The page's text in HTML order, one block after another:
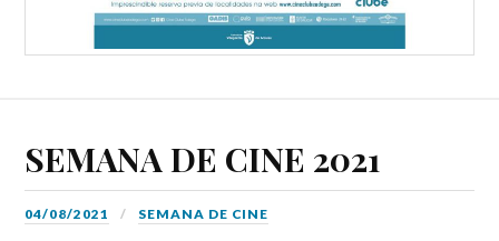
SEMANA DE CINE 2021
04/08/2021 SEMANA DE CINE